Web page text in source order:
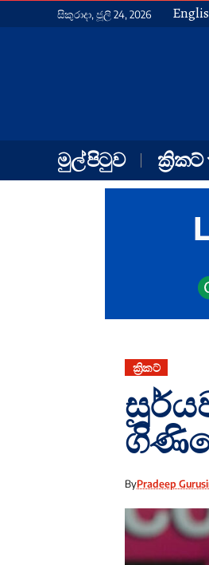
සිකුරාදා, ජූලි 24, 2026
මුල් පිටුව ක්‍රිකට්
ක්‍රිකට්
ByPradeep